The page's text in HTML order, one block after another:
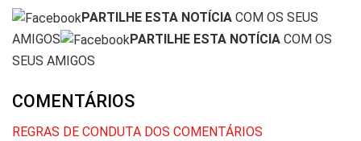
PARTILHE ESTA NOTÍCIA COM OS SEUS
AMIGOS
PARTILHE ESTA NOTÍCIA COM OS
SEUS AMIGOS
COMENTÁRIOS
REGRAS DE CONDUTA DOS COMENTÁRIOS